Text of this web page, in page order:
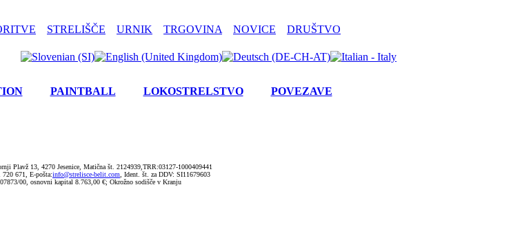
STRELIŠČE URNIK TRGOVINA NOVICE DRUŠTVO
PAINTBALL LOKOSTRELSTVO
POVEZAVE
Plavž 13, 4270 Jesenice, Matična št. 2124939,TRR:03127-1000409441
671, E-pošta:info@strelisce-belit.com , Ident. št. za DDV: SI11679603
00, osnovni kapital 8.763,00 €; Okrožno sodišče v Kranju